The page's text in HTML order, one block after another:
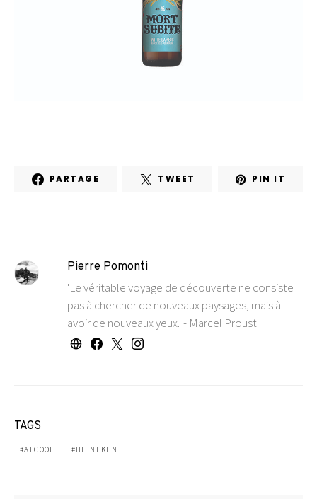
PARTAGE TWEET PIN IT
Pierre Pomonti
'Le véritable voyage de découverte ne consiste
pas à chercher de nouveaux paysages, mais à
avoir de nouveaux yeux.' - Marcel Proust
TAGS
ALCOOL HEINEKEN